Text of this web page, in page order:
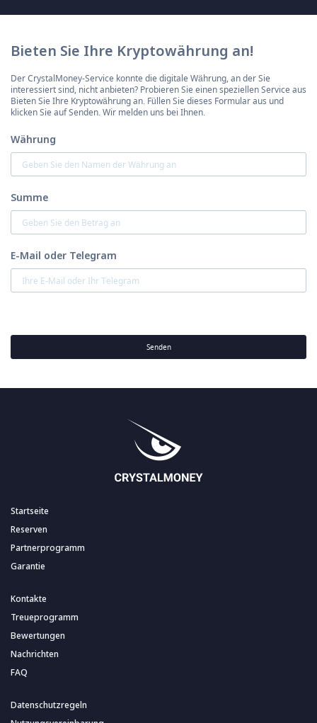
Bieten Sie Ihre Kryptowährung an!
Der CrystalMoney-Service konnte die digitale Währung, an der Sie
interessiert sind, nicht anbieten? Probieren Sie einen speziellen Service aus
Bieten Sie Ihre Kryptowährung an. Füllen Sie dieses Formular aus und
klicken Sie auf Senden. Wir melden uns bei Ihnen.
Währung
Summe
E-Mail oder Telegram
Senden
Startseite
Reserven
Partnerprogramm
Garantie
Kontakte
Treueprogramm
Bewertungen
Nachrichten
FAQ
Datenschutzregeln